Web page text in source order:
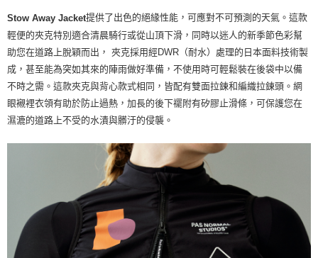
Stow Away Jacket提供了出色的絕緣性能，可應對不可預測的天氣。這款
輕便的夾克特別適合清晨騎行或從山頂下滑，同時以迷人的新季節色彩幫
助您在道路上脫穎而出， 夾克採用經DWR（耐水）處理的日本面料技術製
成，甚至能為突如其來的陣雨做好準備，不使用時可輕鬆裝在後袋中以備
不時之需。這款夾克與背心款式相同，皆配有雙面拉鍊和編織拉鍊頭。網
眼襯裡衣領有助於防止過熱，加長的後下襬附有矽膠止滑條，可保護您在
濕漉的道路上不受的水漬與髒汙的侵襲。